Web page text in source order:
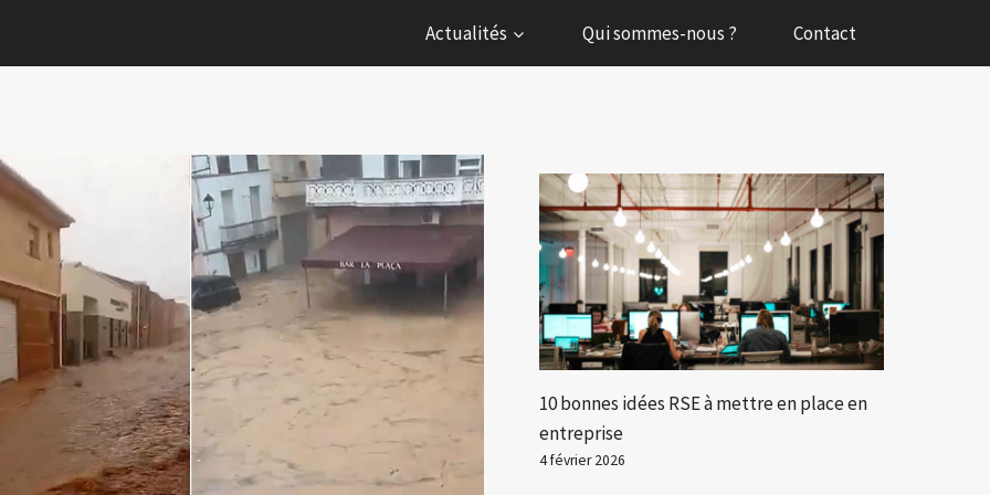
Actualités Qui sommes-nous ? Contact
10 bonnes idées RSE à mettre en place en
entreprise
4 février 2026